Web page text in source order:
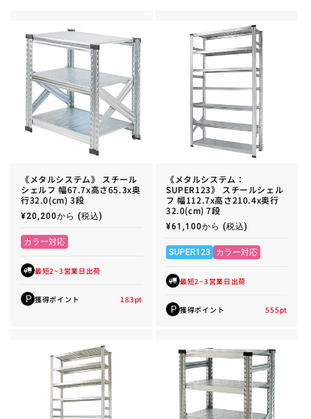
《メタルシステム》 スチール
シェルフ 幅67.7x高さ65.3x奥
行32.0(cm) 3段
通
価
格
¥20,200から (税込)
カラー対応
最短2~3営業日出荷
P 獲得ポイント 183pt
《メタルシステム：
SUPER123》 スチールシェル
フ 幅112.7x高さ210.4x奥行
32.0(cm) 7段
通
価
格
¥61,100から (税込)
SUPER123 カラー対応
最短2~3営業日出荷
P 獲得ポイント 555pt